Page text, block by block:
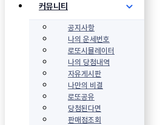
커뮤니티
공지사항
나의 운세번호
로또시뮬레이터
나의 당첨내역
자유게시판
나만의 비결
로또공유
당첨된다면
판매점조회